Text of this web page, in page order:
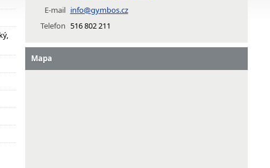
E-mail info@gymbos.cz
Telefon 516 802 211
Mapa